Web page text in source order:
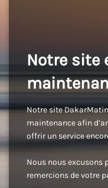
Notre site
Notre site
maintenance afin
offrir un service
Nous nous excusons
remercions de votre